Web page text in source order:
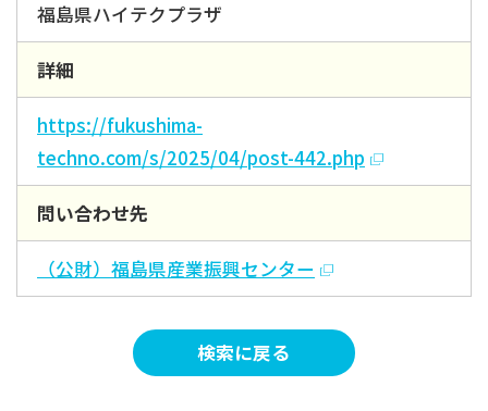
福島県ハイテクプラザ
詳細
https://fukushima-
techno.com/s/2025/04/post-442.php
問い合わせ先
（公財）福島県産業振興センター
検索に戻る